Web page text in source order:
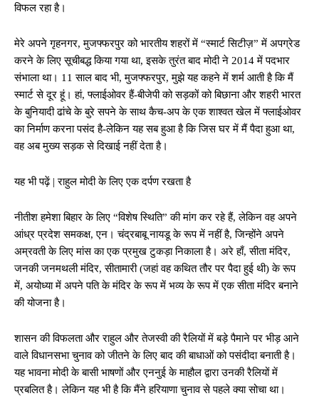
विफल रहा है।
मेरे अपने गृहनगर, मुजफ्फरपुर को भारतीय शहरों में “स्मार्ट सिटीज़” में अपग्रेड
करने के लिए सूचीबद्ध किया गया था, इसके तुरंत बाद मोदी ने 2014 में पदभार
संभाला था। 11 साल बाद भी, मुजफ्फरपुर, मुझे यह कहने में शर्म आती है कि मैं
स्मार्ट से दूर हूं। हां, फ्लाईओवर हैं-बीजेपी को सड़कों को बिछाना और शहरी भारत
के बुनियादी ढांचे के बुरे सपने के साथ कैच-अप के एक शाश्वत खेल में फ्लाईओवर
का निर्माण करना पसंद है-लेकिन यह सब हुआ है कि जिस घर में मैं पैदा हुआ था,
वह अब मुख्य सड़क से दिखाई नहीं देता है।
यह भी पढ़ें | राहुल मोदी के लिए एक दर्पण रखता है
नीतीश हमेशा बिहार के लिए “विशेष स्थिति” की मांग कर रहे हैं, लेकिन वह अपने
आंध्र प्रदेश समकक्ष, एन। चंद्रबाबू नायडू के रूप में नहीं है, जिन्होंने अपने
अम्रवती के लिए मांस का एक प्रमुख टुकड़ा निकाला है। अरे हाँ, सीता मंदिर,
जनकी जनमथली मंदिर, सीतामारी (जहां वह कथित तौर पर पैदा हुई थी) के रूप
में, अयोध्या में अपने पति के मंदिर के रूप में भव्य के रूप में एक सीता मंदिर बनाने
की योजना है।
शासन की विफलता और राहुल और तेजस्वी की रैलियों में बड़े पैमाने पर भीड़ आने
वाले विधानसभा चुनाव को जीतने के लिए बाद की बाधाओं को पसंदीदा बनाती है।
यह भावना मोदी के बासी भाषणों और एननुई के माहौल द्वारा उनकी रैलियों में
प्रबलित है। लेकिन यह भी है कि मैंने हरियाणा चुनाव से पहले क्या सोचा था।